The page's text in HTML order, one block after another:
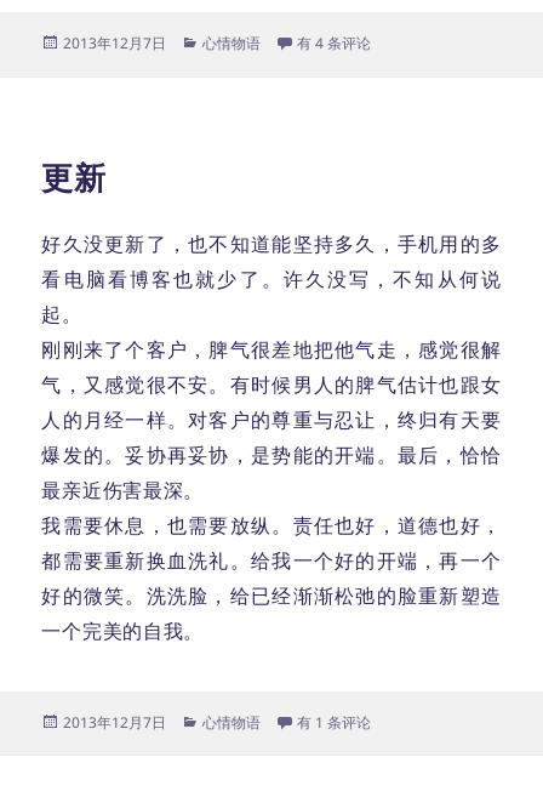
发
2013年12月7日
分
心情物语 累
有 4 条评论
更新
好久没更新了，也不知道能坚持多久，手机用的多
看电脑看博客也就少了。许久没写，不知从何说
起。
刚刚来了个客户，脾气很差地把他气走，感觉很解
气，又感觉很不安。有时候男人的脾气估计也跟女
人的月经一样。对客户的尊重与忍让，终归有天要
爆发的。妥协再妥协，是势能的开端。最后，恰恰
最亲近伤害最深。
我需要休息，也需要放纵。责任也好，道德也好，
都需要重新换血洗礼。给我一个好的开端，再一个
好的微笑。洗洗脸，给已经渐渐松弛的脸重新塑造
一个完美的自我。
发
2013年12月7日
分
心情物语 更新
有 1 条评论